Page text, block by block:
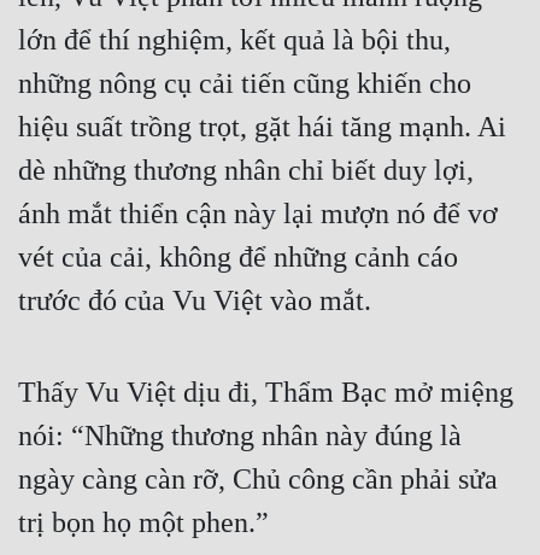
lớn để thí nghiệm, kết quả là bội thu,
những nông cụ cải tiến cũng khiến cho
hiệu suất trồng trọt, gặt hái tăng mạnh. Ai
dè những thương nhân chỉ biết duy lợi,
ánh mắt thiển cận này lại mượn nó để vơ
vét của cải, không để những cảnh cáo
trước đó của Vu Việt vào mắt.
Thấy Vu Việt dịu đi, Thẩm Bạc mở miệng
nói: “Những thương nhân này đúng là
ngày càng càn rỡ, Chủ công cần phải sửa
trị bọn họ một phen.”